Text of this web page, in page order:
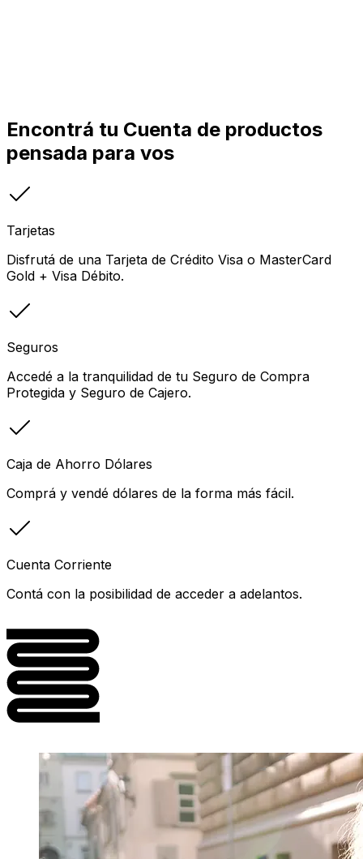
Encontrá tu Cuenta de productos
pensada para vos
Tarjetas
Disfrutá de una Tarjeta de Crédito Visa o MasterCard
Gold + Visa Débito.
Seguros
Accedé a la tranquilidad de tu Seguro de Compra
Protegida y Seguro de Cajero.
Caja de Ahorro Dólares
Comprá y vendé dólares de la forma más fácil.
Cuenta Corriente
Contá con la posibilidad de acceder a adelantos.